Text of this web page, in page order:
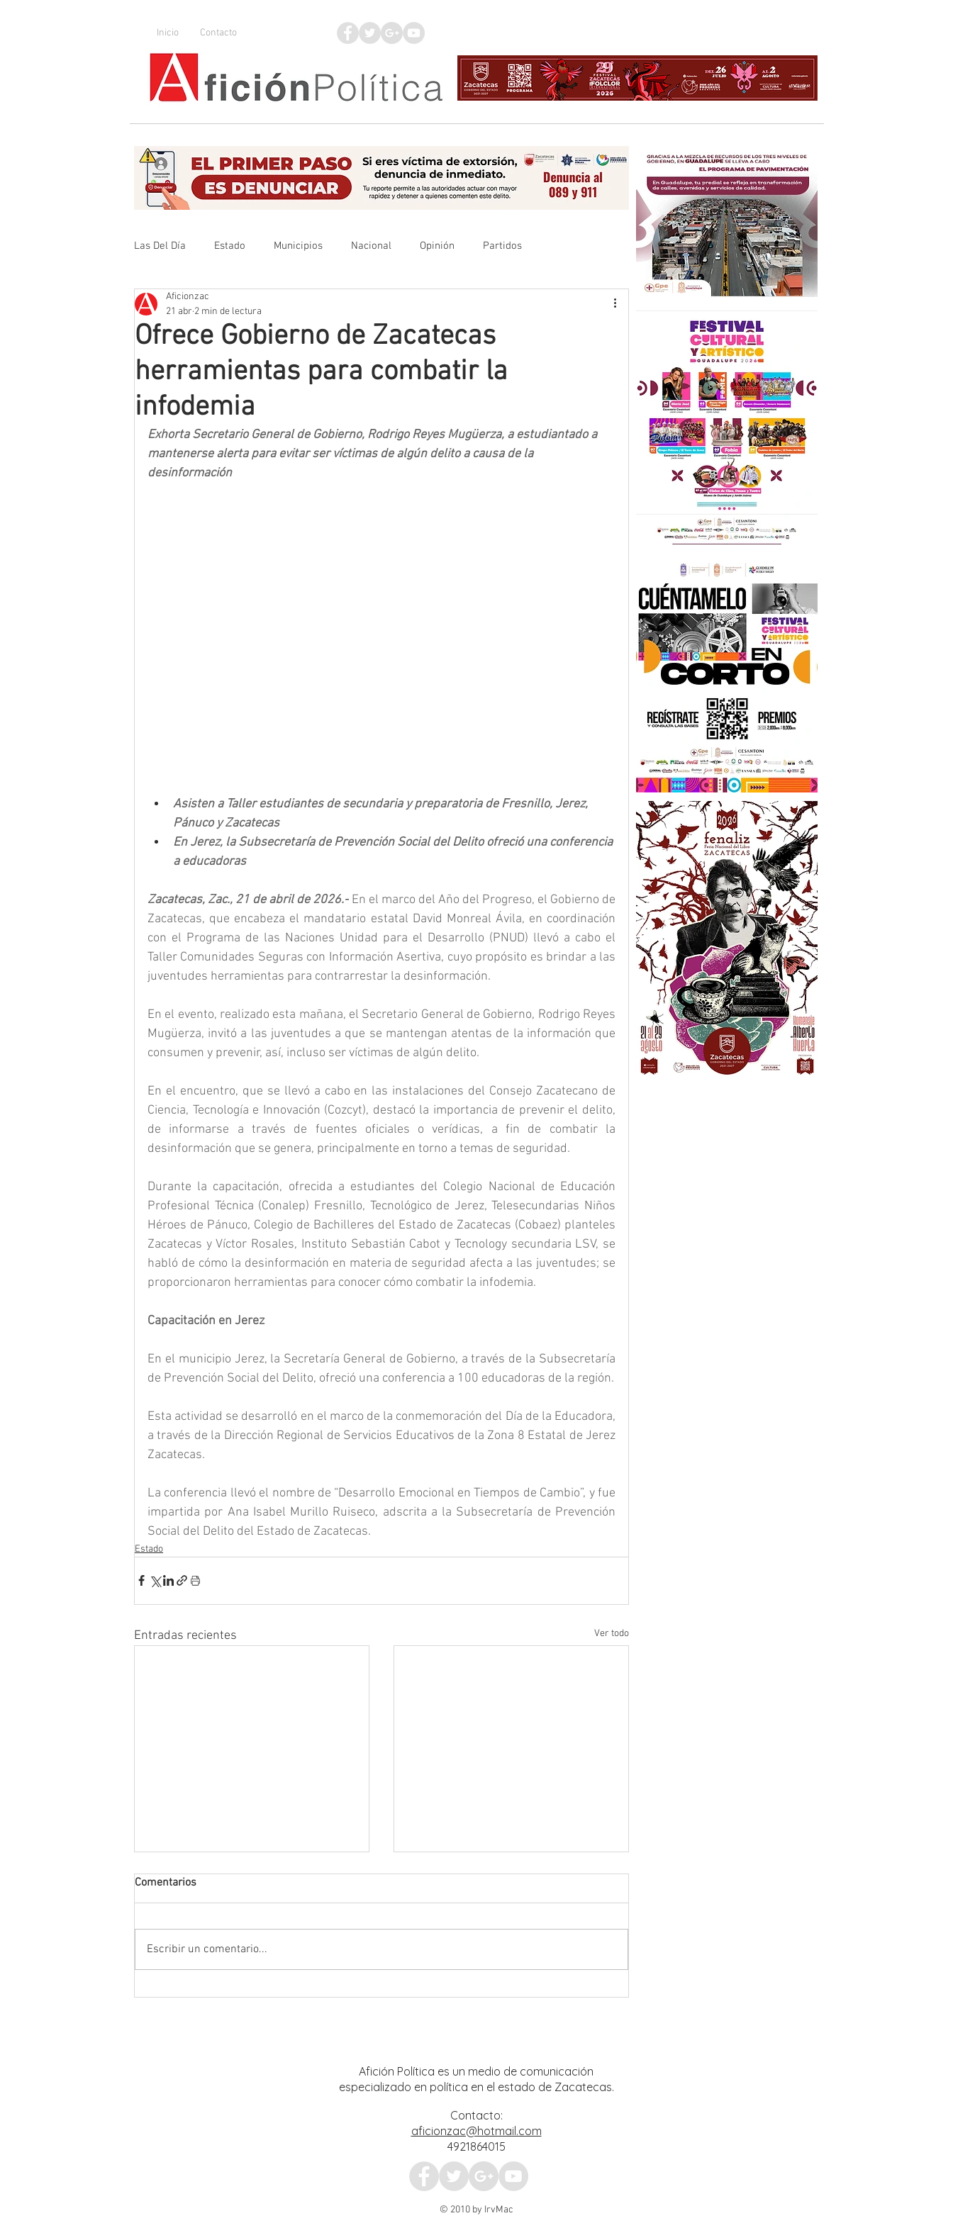
Inicio Contacto
Las Del Día Estado Municipios Nacional Opinión Partidos
Que no se olvide
Ofrece Gobierno de Zacatecas
herramientas para combatir la
infodemia
Aficionzac
21 abr 2 min de lectura
Exhorta Secretario General de Gobierno, Rodrigo Reyes Mugüerza, a estudiantado a
mantenerse alerta para evitar ser víctimas de algún delito a causa de la
desinformación
Asisten a Taller estudiantes de secundaria y preparatoria de Fresnillo, Jerez,
Pánuco y Zacatecas
En Jerez, la Subsecretaría de Prevención Social del Delito ofreció una conferencia
a educadoras
Zacatecas, Zac., 21 de abril de 2026.- En el marco del Año del Progreso, el Gobierno de
Zacatecas, que encabeza el mandatario estatal David Monreal Ávila, en coordinación
con el Programa de las Naciones Unidad para el Desarrollo (PNUD) llevó a cabo el
Taller Comunidades Seguras con Información Asertiva, cuyo propósito es brindar a las
juventudes herramientas para contrarrestar la desinformación.
En el evento, realizado esta mañana, el Secretario General de Gobierno, Rodrigo Reyes
Mugüerza, invitó a las juventudes a que se mantengan atentas de la información que
consumen y prevenir, así, incluso ser víctimas de algún delito.
En el encuentro, que se llevó a cabo en las instalaciones del Consejo Zacatecano de
Ciencia, Tecnología e Innovación (Cozcyt), destacó la importancia de prevenir el delito,
de informarse a través de fuentes oficiales o verídicas, a fin de combatir la
desinformación que se genera, principalmente en torno a temas de seguridad.
Durante la capacitación, ofrecida a estudiantes del Colegio Nacional de Educación
Profesional Técnica (Conalep) Fresnillo, Tecnológico de Jerez, Telesecundarias Niños
Héroes de Pánuco, Colegio de Bachilleres del Estado de Zacatecas (Cobaez) planteles
Zacatecas y Víctor Rosales, Instituto Sebastián Cabot y Tecnology secundaria LSV, se
habló de cómo la desinformación en materia de seguridad afecta a las juventudes; se
proporcionaron herramientas para conocer cómo combatir la infodemia.
Capacitación en Jerez
En el municipio Jerez, la Secretaría General de Gobierno, a través de la Subsecretaría
de Prevención Social del Delito, ofreció una conferencia a 100 educadoras de la región.
Esta actividad se desarrolló en el marco de la conmemoración del Día de la Educadora,
a través de la Dirección Regional de Servicios Educativos de la Zona 8 Estatal de Jerez
Zacatecas.
La conferencia llevó el nombre de “Desarrollo Emocional en Tiempos de Cambio”, y fue
impartida por Ana Isabel Murillo Ruiseco, adscrita a la Subsecretaría de Prevención
Social del Delito del Estado de Zacatecas.
Estado
Entradas recientes Ver todo
julio
Comentarios
Escribir un comentario...
Afición Política es un medio de comunicación
especializado en política en el estado de Zacatecas.
Contacto:
aficionzac@hotmail.com
4921864015
© 2010 by IrvMac